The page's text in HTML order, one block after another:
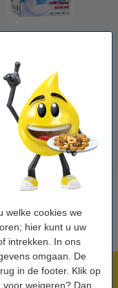
welke cookies we
hier kunt u uw
intrekken. In ons
omgaan. De
in de footer. Klik op
weigeren? Dan
2.500 vel A4 - 80 grams
FSC® Mix Credit
€ 33,50 Incl. 21% btw